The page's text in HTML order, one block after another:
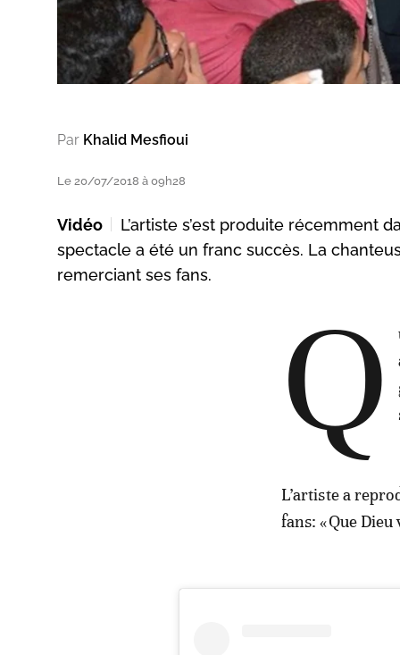
Par Khalid Mesfioui
Le 20/07/2018 à 09h28
Vidéo
L’artiste s’est produite récemment
spectacle a été un franc succès. La
remerciant ses fans.
Q
L’artiste a
fans: «Que Dieu